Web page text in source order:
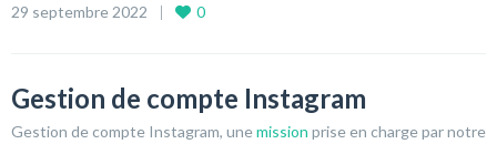
29 septembre 2022 0
Gestion de compte Instagram
Gestion de compte Instagram, unemission prise en charge par notre